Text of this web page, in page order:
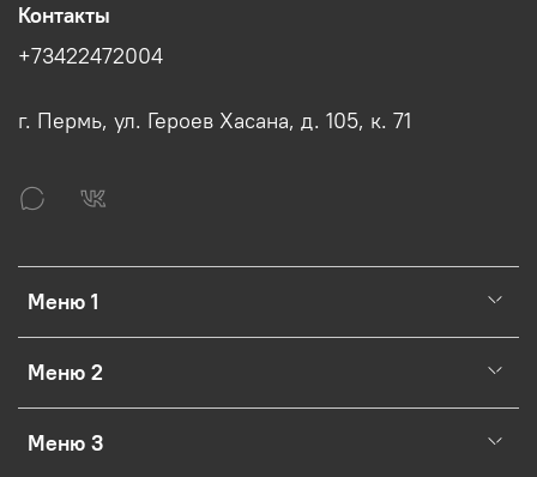
Меню 1
Меню 2
Меню 3
Контакты
+73422472004
г. Пермь, ул. Героев Хасана, д. 105, к. 71